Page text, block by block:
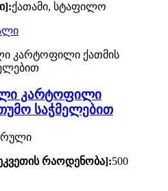
ქათამი, სტაფილო
კარტოფილი
საჭმელებით
რაოდენობა]:500